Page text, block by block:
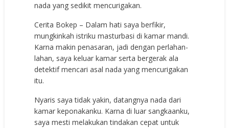
nada yang sedikit mencurigakan.
Cerita Bokep – Dalam hati saya berfikir,
mungkinkah istriku masturbasi di kamar mandi.
Karna makin penasaran, jadi dengan perlahan-
lahan, saya keluar kamar serta bergerak ala
detektif mencari asal nada yang mencurigakan
itu.
Nyaris saya tidak yakin, datangnya nada dari
kamar keponakanku. Karna di luar sangkaanku,
saya mesti melakukan tindakan cepat untuk